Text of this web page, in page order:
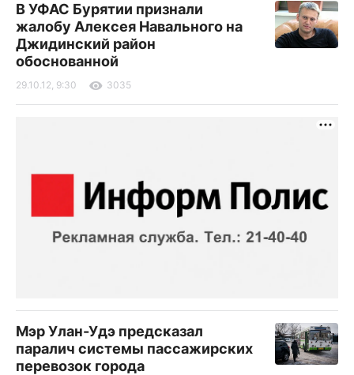
В УФАС Бурятии признали
жалобу Алексея Навального на
Джидинский район
обоснованной
29.10.12, 9:30 3035
Мэр Улан-Удэ предсказал
паралич системы пассажирских
перевозок города